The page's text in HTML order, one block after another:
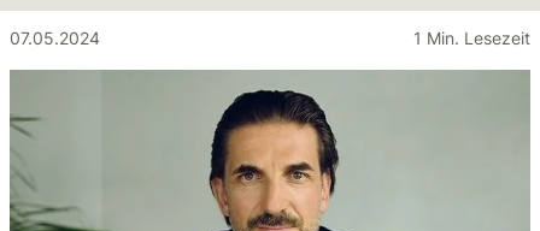
07.05.2024 1 Min. Lesezeit